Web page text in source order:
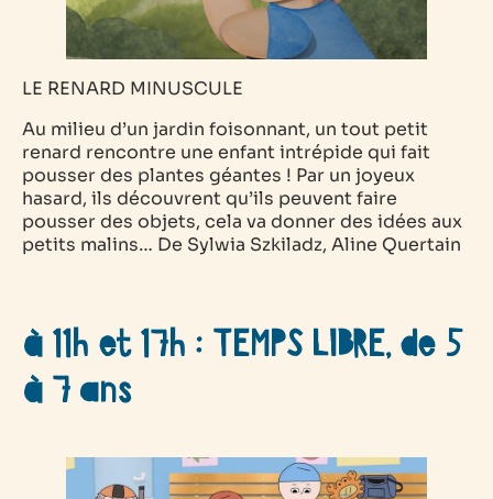
LE RENARD MINUSCULE
Au milieu d’un jardin foisonnant, un tout petit
renard rencontre une enfant intrépide qui fait
pousser des plantes géantes ! Par un joyeux
hasard, ils découvrent qu’ils peuvent faire
pousser des objets, cela va donner des idées aux
petits malins… De Sylwia Szkiladz, Aline Quertain
à 11h et 17h : TEMPS LIBRE, de 5
à 7 ans